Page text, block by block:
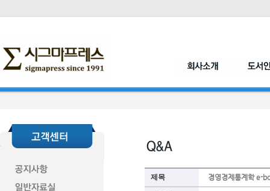
제목 경영경제통계학 e-